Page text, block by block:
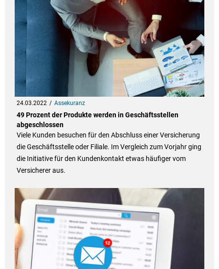
24.03.2022 Assekuranz
49 Prozent der Produkte werden in Geschäftsstellen
abgeschlossen
Viele Kunden besuchen für den Abschluss einer Versicherung
die Geschäftsstelle oder Filiale. Im Vergleich zum Vorjahr ging
die Initiative für den Kundenkontakt etwas häufiger vom
Versicherer aus.